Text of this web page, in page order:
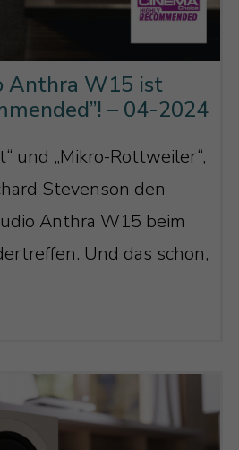
Anthra W15 ist
– 04-2024
und „Mikro-Rottweiler“,
Stevenson den
Anthra W15 beim
Und das schon,